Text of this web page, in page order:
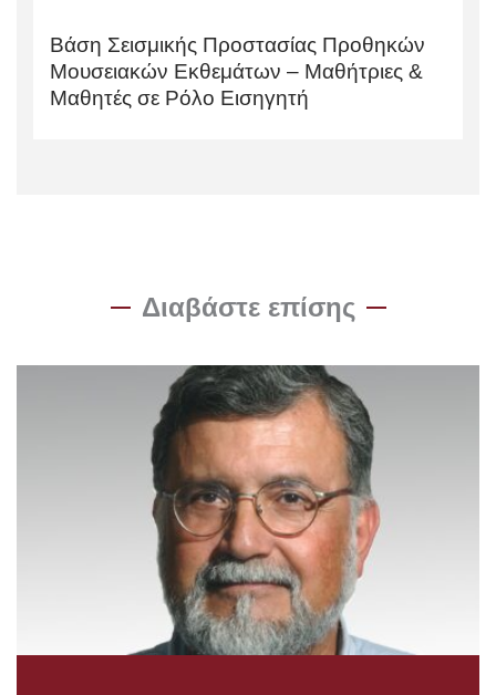
Βάση Σεισμικής Προστασίας Προθηκών
Μουσειακών Εκθεμάτων – Μαθήτριες &
Μαθητές σε Ρόλο Εισηγητή
Διαβάστε επίσης